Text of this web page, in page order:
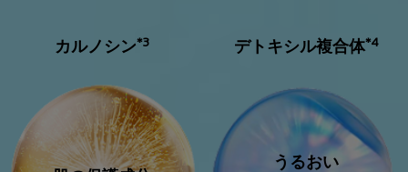
カルノシン*3 デトキシル複合体*4
うるおい